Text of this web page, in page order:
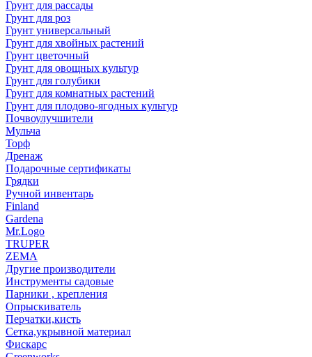
Грунт для рассады
Грунт для роз
Грунт универсальный
Грунт для хвойных растений
Грунт цветочный
Грунт для овощных культур
Грунт для голубики
Грунт для комнатных растений
Грунт для плодово-ягодных культур
Почвоулучшители
Мульча
Торф
Дренаж
Подарочные сертификаты
Грядки
Ручной инвентарь
Finland
Gardena
Mr.Logo
TRUPER
ZEMA
Другие производители
Инструменты садовые
Парники , крепления
Опрыскиватель
Перчатки,кисть
Сетка,укрывной материал
Фискарс